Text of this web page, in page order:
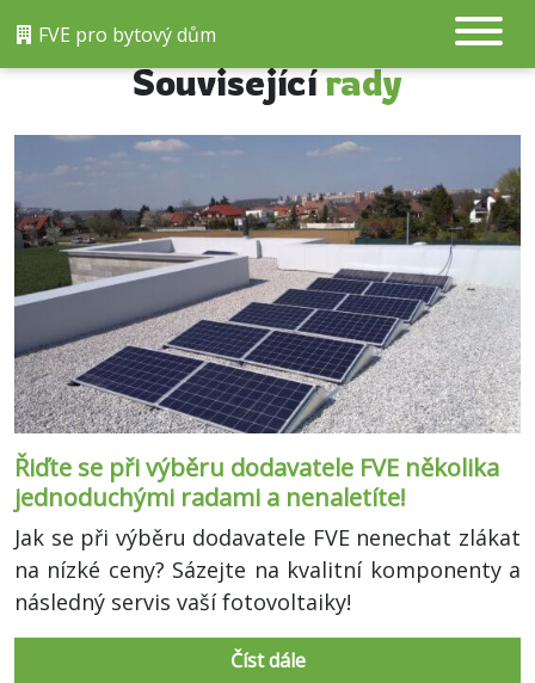
FVE pro bytový dům
Souvisejícírady
Řiďte se při výběru dodavatele FVE několika
jednoduchými radami a nenaletíte!
Jak se při výběru dodavatele FVE nenechat zlákat
na nízké ceny? Sázejte na kvalitní komponenty a
následný servis vaší fotovoltaiky!
Číst dále